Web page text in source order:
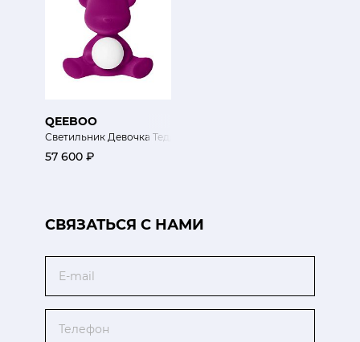
QEEBOO
Светильник Девочка Тедди
57 600 ₽
CВЯЗАТЬСЯ С НАМИ